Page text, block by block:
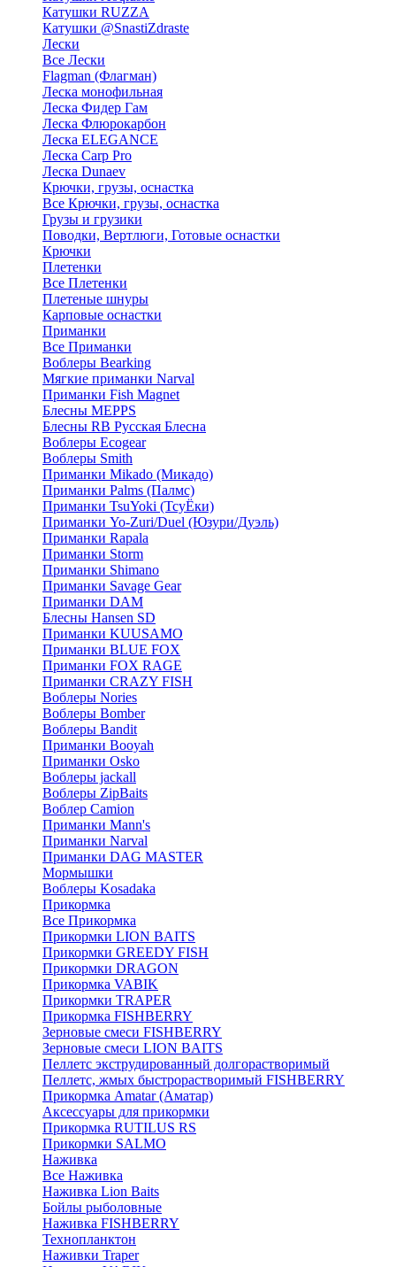
Катушки RUZZA
Катушки @SnastiZdraste
Лески
Все Лески
Flagman (Флагман)
Леска монофильная
Леска Фидер Гам
Леска Флюрокарбон
Леска ELEGANCE
Леска Carp Pro
Леска Dunaev
Крючки, грузы, оснастка
Все Крючки, грузы, оснастка
Грузы и грузики
Поводки, Вертлюги, Готовые оснастки
Крючки
Плетенки
Все Плетенки
Плетеные шнуры
Карповые оснастки
Приманки
Все Приманки
Воблеры Bearking
Мягкие приманки Narval
Приманки Fish Magnet
Блесны MEPPS
Блесны RB Русская Блесна
Воблеры Ecogear
Воблеры Smith
Приманки Mikado (Микадо)
Приманки Palms (Палмс)
Приманки TsuYoki (ТсуЁки)
Приманки Yo-Zuri/Duel (Юзури/Дуэль)
Приманки Rapala
Приманки Storm
Приманки Shimano
Приманки Savage Gear
Приманки DAM
Блесны Hansen SD
Приманки KUUSAMO
Приманки BLUE FOX
Приманки FOX RAGE
Приманки CRAZY FISH
Воблеры Nories
Воблеры Bomber
Воблеры Bandit
Приманки Booyah
Приманки Osko
Воблеры jackall
Воблеры ZipBaits
Воблер Camion
Приманки Mann's
Приманки Narval
Приманки DAG MASTER
Мормышки
Воблеры Kosadaka
Прикормка
Все Прикормка
Прикормки LION BAITS
Прикормки GREEDY FISH
Прикормки DRAGON
Прикормка VABIK
Прикормки TRAPER
Прикормка FISHBERRY
Зерновые смеси FISHBERRY
Зерновые смеси LION BAITS
Пеллетс экструдированный долгорастворимый
Пеллетс, жмых быстрорастворимый FISHBERRY
Прикормка Amatar (Аматар)
Аксессуары для прикормки
Прикормка RUTILUS RS
Прикормки SALMO
Наживка
Все Наживка
Наживка Lion Baits
Бойлы рыболовные
Наживка FISHBERRY
Технопланктон
Наживки Traper